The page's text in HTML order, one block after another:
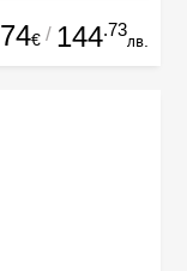
74€ / 144.73
лв.